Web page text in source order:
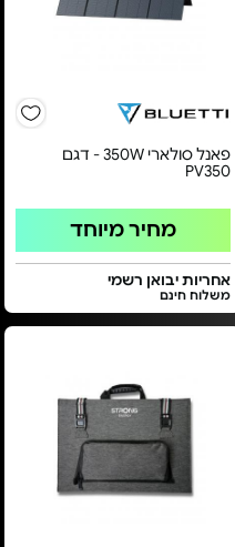
פאנל סולארי 350W - דגם
PV350
מחיר מיוחד
אחריות יבואן רשמי
משלוח חינם